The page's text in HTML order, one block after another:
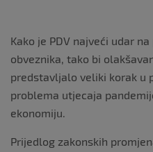
Kako je PDV najveći udar
obveznika, tako bi
predstavljalo veliki korak u
problema utjecaja
ekonomiju.
Prijedlog zakonskih